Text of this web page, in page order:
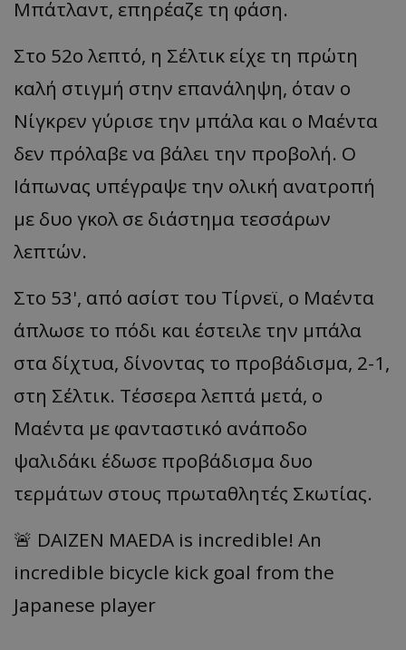
Μπάτλαντ, επηρέαζε τη φάση.
Στο 52ο λεπτό, η Σέλτικ είχε τη πρώτη
καλή στιγμή στην επανάληψη, όταν ο
Νίγκρεν γύρισε την μπάλα και ο Μαέντα
δεν πρόλαβε να βάλει την προβολή. Ο
Ιάπωνας υπέγραψε την ολική ανατροπή
με δυο γκολ σε διάστημα τεσσάρων
λεπτών.
Στο 53', από ασίστ του Τίρνεϊ, ο Μαέντα
άπλωσε το πόδι και έστειλε την μπάλα
στα δίχτυα, δίνοντας το προβάδισμα, 2-1,
στη Σέλτικ. Τέσσερα λεπτά μετά, ο
Μαέντα με φανταστικό ανάποδο
ψαλιδάκι έδωσε προβάδισμα δυο
τερμάτων στους πρωταθλητές Σκωτίας.
🚨 DAIZEN MAEDA is incredible! An
incredible bicycle kick goal from the
Japanese player